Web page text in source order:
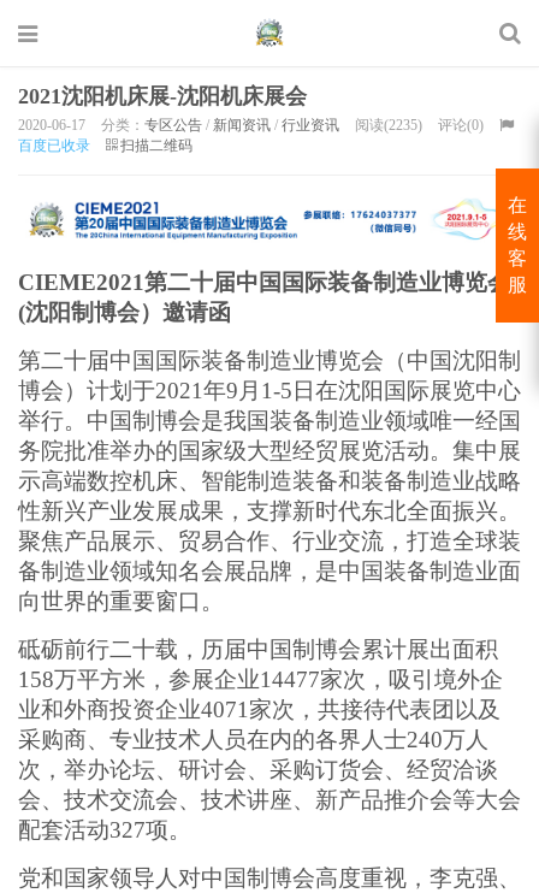
2021沈阳机床展-沈阳机床展会
2020-06-17 分类： 专区公告 / 新闻资讯 / 行业资讯 阅读(2235)
评论(0)
百度已收录
扫描二维码
CIEME2021第二十届中国国际装备制造业博览会
(沈阳制博会）邀请函
第二十届中国国际装备制造业博览会（中国沈阳制
博会）计划于2021年9月1-5日在沈阳国际展览中心
举行。中国制博会是我国装备制造业领域唯一经国
务院批准举办的国家级大型经贸展览活动。集中展
示高端数控机床、智能制造装备和装备制造业战略
性新兴产业发展成果，支撑新时代东北全面振兴。
聚焦产品展示、贸易合作、行业交流，打造全球装
备制造业领域知名会展品牌，是中国装备制造业面
向世界的重要窗口。
砥砺前行二十载，历届中国制博会累计展出面积
158万平方米，参展企业14477家次，吸引境外企
业和外商投资企业4071家次，共接待代表团以及
采购商、专业技术人员在内的各界人士240万人
次，举办论坛、研讨会、采购订货会、经贸洽谈
会、技术交流会、技术讲座、新产品推介会等大会
配套活动327项。
党和国家领导人对中国制博会高度重视，李克强、
在
线
客
服